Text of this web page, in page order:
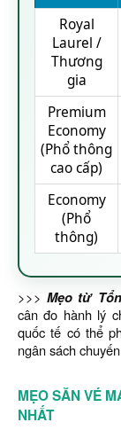
Royal
Laurel /
Thương
gia
Premium
Economy
(Phổ thông
cao cấp)
Economy
(Phổ
thông)
>>>Mẹo từ
cân đo hành lý
quốc tế có thể
ngân sách
MẸO SĂN VÉ
NHẤT